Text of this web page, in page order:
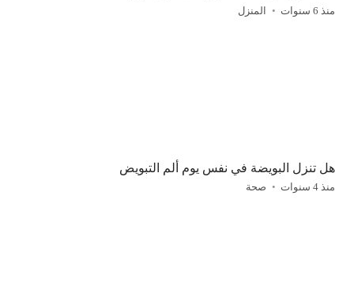
منذ 6 سنوات المنزل
هل تنزل البويضة في نفس يوم ألم التبويض
منذ 4 سنوات صحة